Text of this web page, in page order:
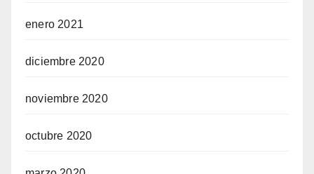
enero 2021
diciembre 2020
noviembre 2020
octubre 2020